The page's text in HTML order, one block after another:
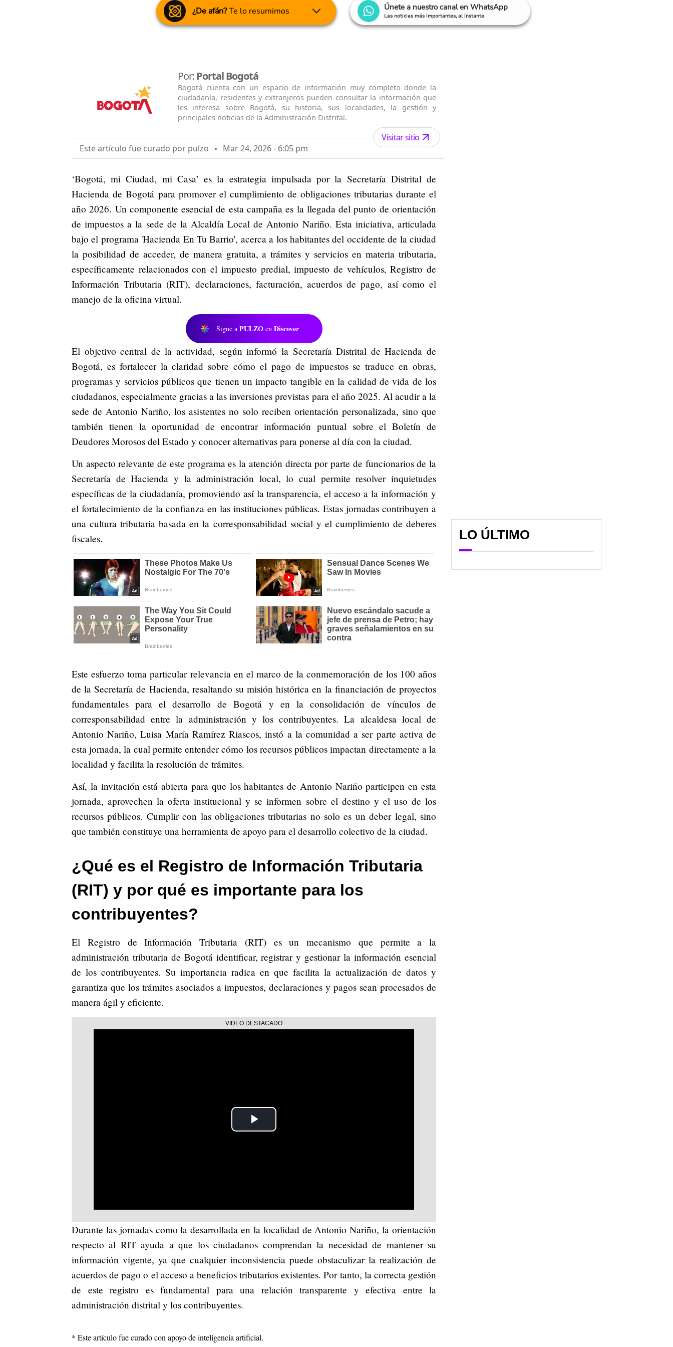
¿De afán?Te lo resumimos Únete a nuestro canal en WhatsApp
Las noticias más importantes, al instante
Por:Portal Bogotá
Bogotá cuenta con un espacio de información muy completo donde la
ciudadanía, residentes y extranjeros pueden consultar la información que
les interesa sobre Bogotá, su historia, sus localidades, la gestión y
principales noticias de la Administración Distrital.
Este artículo fue curado por pulzo Mar 24, 2026 - 6:05 pm
Visitar sitio
‘Bogotá, mi Ciudad, mi Casa’ es la estrategia impulsada por la Secretaría Distrital de
Hacienda de Bogotá para promover el cumplimiento de obligaciones tributarias durante el
año 2026. Un componente esencial de esta campaña es la llegada del punto de orientación
de impuestos a la sede de la Alcaldía Local de Antonio Nariño. Esta iniciativa, articulada
bajo el programa 'Hacienda En Tu Barrio', acerca a los habitantes del occidente de la ciudad
la posibilidad de acceder, de manera gratuita, a trámites y servicios en materia tributaria,
específicamente relacionados con el impuesto predial, impuesto de vehículos, Registro de
Información Tributaria (RIT), declaraciones, facturación, acuerdos de pago, así como el
manejo de la oficina virtual.
Sigue a PULZO en Discover
El objetivo central de la actividad, según informó la Secretaría Distrital de Hacienda de
Bogotá, es fortalecer la claridad sobre cómo el pago de impuestos se traduce en obras,
programas y servicios públicos que tienen un impacto tangible en la calidad de vida de los
ciudadanos, especialmente gracias a las inversiones previstas para el año 2025. Al acudir a la
sede de Antonio Nariño, los asistentes no solo reciben orientación personalizada, sino que
también tienen la oportunidad de encontrar información puntual sobre el Boletín de
Deudores Morosos del Estado y conocer alternativas para ponerse al día con la ciudad.
Un aspecto relevante de este programa es la atención directa por parte de funcionarios de la
Secretaría de Hacienda y la administración local, lo cual permite resolver inquietudes
específicas de la ciudadanía, promoviendo así la transparencia, el acceso a la información y
el fortalecimiento de la confianza en las instituciones públicas. Estas jornadas contribuyen a
una cultura tributaria basada en la corresponsabilidad social y el cumplimiento de deberes
fiscales.
Este esfuerzo toma particular relevancia en el marco de la conmemoración de los 100 años
de la Secretaría de Hacienda, resaltando su misión histórica en la financiación de proyectos
fundamentales para el desarrollo de Bogotá y en la consolidación de vínculos de
corresponsabilidad entre la administración y los contribuyentes. La alcaldesa local de
Antonio Nariño, Luisa María Ramírez Riascos, instó a la comunidad a ser parte activa de
esta jornada, la cual permite entender cómo los recursos públicos impactan directamente a la
localidad y facilita la resolución de trámites.
Así, la invitación está abierta para que los habitantes de Antonio Nariño participen en esta
jornada, aprovechen la oferta institucional y se informen sobre el destino y el uso de los
recursos públicos. Cumplir con las obligaciones tributarias no solo es un deber legal, sino
que también constituye una herramienta de apoyo para el desarrollo colectivo de la ciudad.
¿Qué es el Registro de Información Tributaria
(RIT) y por qué es importante para los
contribuyentes?
El Registro de Información Tributaria (RIT) es un mecanismo que permite a la
administración tributaria de Bogotá identificar, registrar y gestionar la información esencial
de los contribuyentes. Su importancia radica en que facilita la actualización de datos y
garantiza que los trámites asociados a impuestos, declaraciones y pagos sean procesados de
manera ágil y eficiente.
Play
Durante las jornadas como la desarrollada en la localidad de Antonio Nariño, la orientación
respecto al RIT ayuda a que los ciudadanos comprendan la necesidad de mantener su
información vigente, ya que cualquier inconsistencia puede obstaculizar la realización de
acuerdos de pago o el acceso a beneficios tributarios existentes. Por tanto, la correcta gestión
de este registro es fundamental para una relación transparente y efectiva entre la
administración distrital y los contribuyentes.
* Este artículo fue curado con apoyo de inteligencia artificial.
LO ÚLTIMO